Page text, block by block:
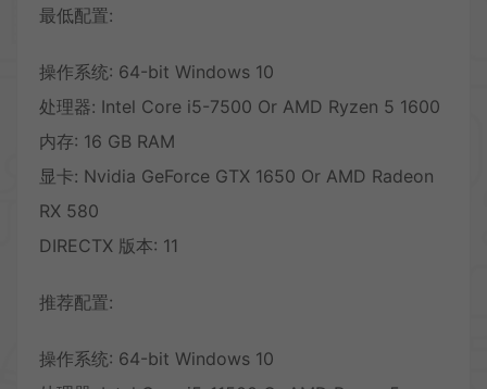
最低配置:
操作系统: 64-bit Windows 10
处理器: Intel Core i5-7500 Or AMD Ryzen 5 1600
内存: 16 GB RAM
显卡: Nvidia GeForce GTX 1650 Or AMD Radeon
RX 580
DIRECTX 版本: 11
推荐配置:
操作系统: 64-bit Windows 10